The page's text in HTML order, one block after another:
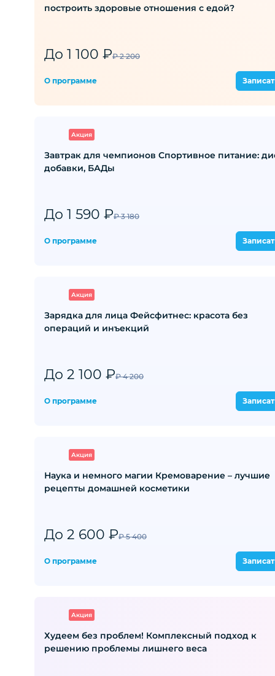
построить здоровые отношения с едой?
До 1 100 ₽₽ 2 200
О программе
Акция
Завтрак для чемпионов Спортивное питание:
добавки, БАДы
До 1 590 ₽₽ 3 180
О программе
Акция
Зарядка для лица Фейсфитнес: красота без
операций и инъекций
До 2 100 ₽₽ 4 200
О программе
Акция
Наука и немного магии Кремоварение – лучшие
рецепты домашней косметики
До 2 600 ₽₽ 5 400
О программе
Акция
Худеем без проблем! Комплексный подход к
решению проблемы лишнего веса